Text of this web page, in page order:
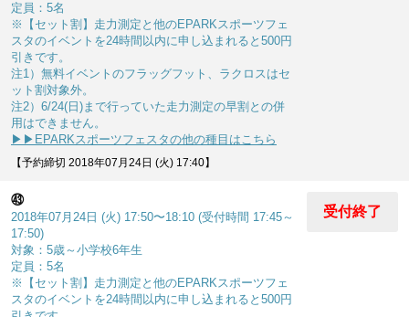
定員：5名
※【セット割】走力測定と他のEPARKスポーツフェ
スタのイベントを24時間以内に申し込まれると500円
引きです。
注1）無料イベントのフラッグフット、ラクロスはセ
ット割対象外。
注2）6/24(日)まで行っていた走力測定の早割との併
用はできません。
▶▶EPARKスポーツフェスタの他の種目はこちら
【予約締切 2018年07月24日 (火) 17:40】
㊸
2018年07月24日 (火) 17:50〜18:10 (受付時間 17:45～
17:50)
対象：5歳～小学校6年生
定員：5名
※【セット割】走力測定と他のEPARKスポーツフェ
スタのイベントを24時間以内に申し込まれると500円
受付終了